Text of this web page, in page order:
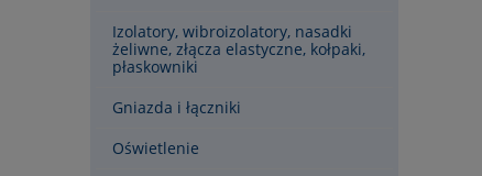
Izolatory, wibroizolatory, nasadki
żeliwne, złącza elastyczne, kołpaki,
płaskowniki
Gniazda i łączniki
Oświetlenie